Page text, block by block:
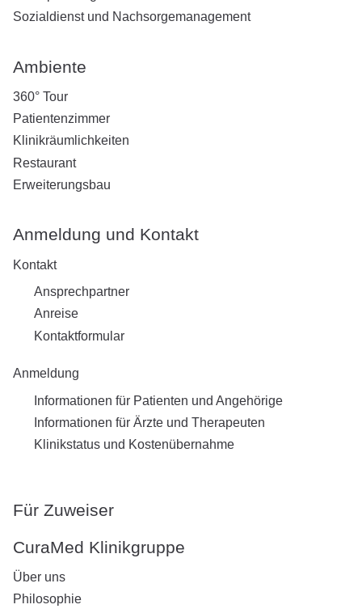
Sozialdienst und Nachsorgemanagement
Ambiente
360° Tour
Patientenzimmer
Klinikräumlichkeiten
Restaurant
Erweiterungsbau
Anmeldung und Kontakt
Kontakt
Ansprechpartner
Anreise
Kontaktformular
Anmeldung
Informationen für Patienten und Angehörige
Informationen für Ärzte und Therapeuten
Klinikstatus und Kostenübernahme
Für Zuweiser
CuraMed Klinikgruppe
Über uns
Philosophie